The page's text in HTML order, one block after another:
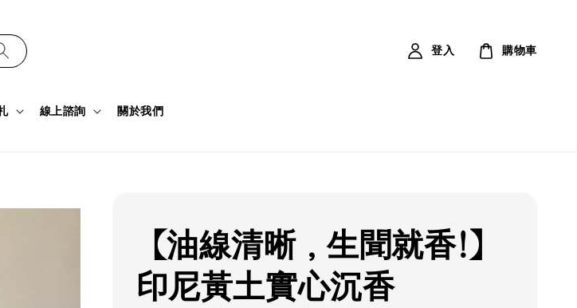
線上諮詢 關於我們
登入 購物車
【油線清晰，生聞就香!】
印尼黃土實心沉香